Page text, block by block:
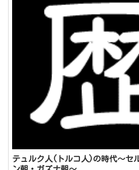
テュルク人(トルコ人)の時代～セ